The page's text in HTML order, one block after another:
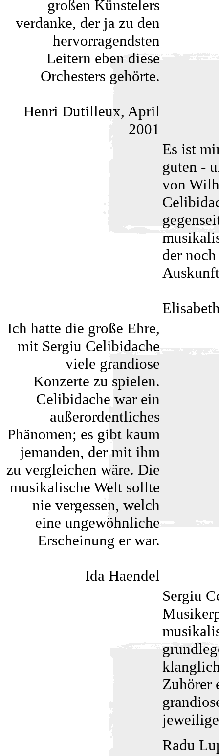
großen Künstelers
verdanke, der ja zu den
hervorragendsten
Leitern eben diese
Orchesters gehörte.
Henri Dutilleux, April
2001
Es ist
guten -
von
der
Ich hatte die große Ehre,
mit Sergiu Celibidache
viele grandiose
Konzerte zu spielen.
Celibidache war ein
außerordentliches
Phänomen; es gibt kaum
jemanden, der mit ihm
zu vergleichen wäre. Die
musikalische Welt sollte
nie vergessen, welch
eine ungewöhnliche
Erscheinung er war.
Ida Haendel
Sergiu
Zuhörer
Radu